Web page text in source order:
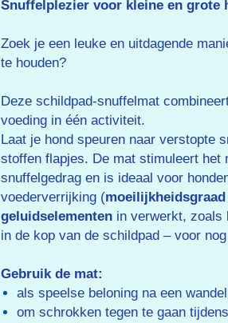
Snuffelplezier voor kleine en grote
Zoek je een leuke en uitdagende
te houden?
Deze schildpad-snuffelmat
voeding in één activiteit.
Laat je hond speuren naar verstopte
stoffen flapjes. De mat stimuleert het
snuffelgedrag en is ideaal voor
voederverrijking (moeilijkheidsgraad
geluidselementen in verwerkt, zoals
in de kop van de schildpad – voor
Gebruik de mat:
als speelse beloning na een
om schrokken tegen te gaan